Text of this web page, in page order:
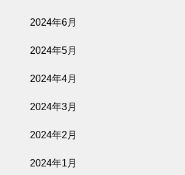
2024年6月
2024年5月
2024年4月
2024年3月
2024年2月
2024年1月